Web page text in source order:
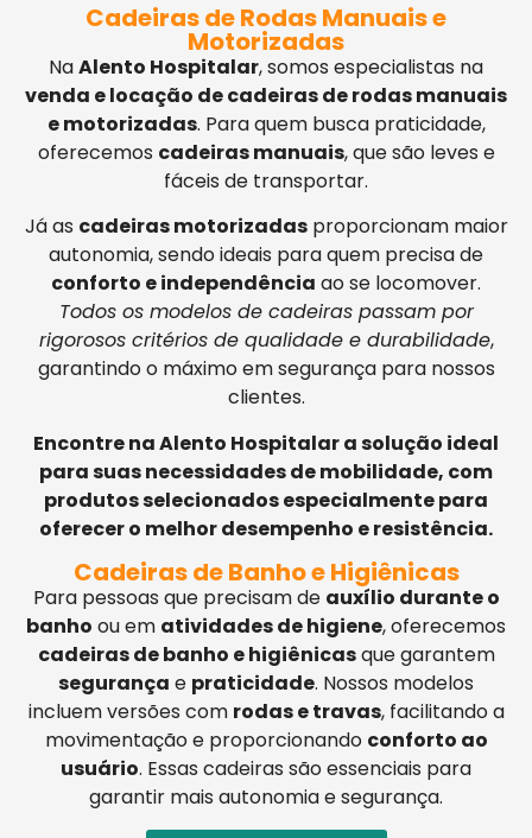
Cadeiras de Rodas Manuais e
Motorizadas
NaAlento Hospitalar, somos especialistas na
venda e locação de cadeiras de rodas manuais
e motorizadas. Para quem busca praticidade,
oferecemos cadeiras manuais, que são leves e
fáceis de transportar.
Já as cadeiras motorizadasproporcionam maior
autonomia, sendo ideais para quem precisa de
conforto e independência ao se locomover.
Todos os modelos de cadeiras passam por
rigorosos critérios de qualidade e durabilidade,
garantindo o máximo em segurança para nossos
clientes.
Encontre na Alento Hospitalar a solução ideal
para suas necessidades de mobilidade, com
produtos selecionados especialmente para
oferecer o melhor desempenho e resistência.
Cadeiras de Banho e Higiênicas
Para pessoas que precisam de auxílio durante o
banho ou em atividades de higiene, oferecemos
cadeiras de banho e higiênicasque garantem
segurança e praticidade. Nossos modelos
incluem versões com rodas e travas, facilitando a
movimentação e proporcionando conforto ao
usuário. Essas cadeiras são essenciais para
garantir mais autonomia e segurança.